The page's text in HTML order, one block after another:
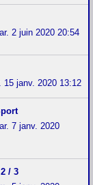
2 juin 2020 20:54
15 janv. 2020 13:12
7 janv. 2020
/ 3